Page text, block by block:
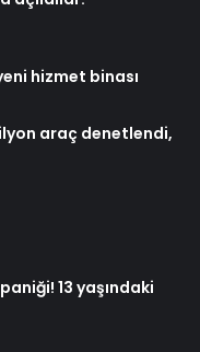
hizmet binası
araç denetlendi,
13 yaşındaki